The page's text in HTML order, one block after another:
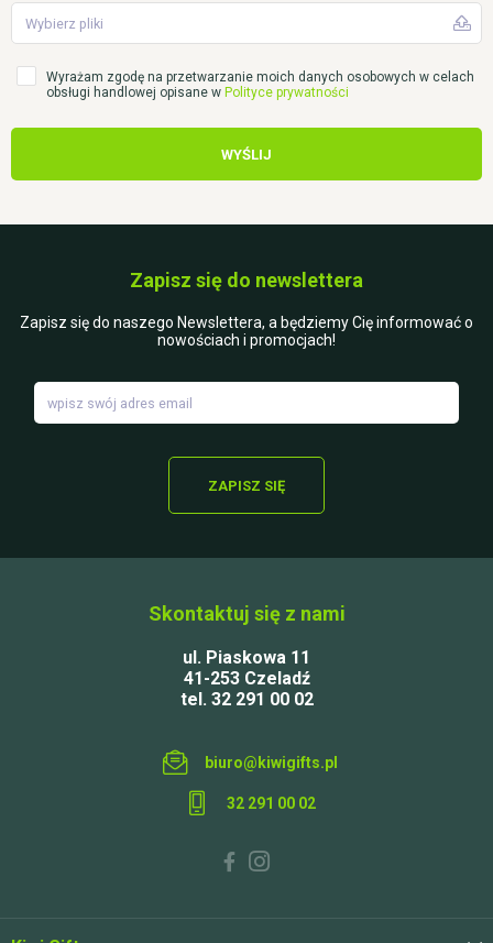
Wybierz pliki
Wyrażam zgodę na przetwarzanie moich danych osobowych w celach
obsługi handlowej opisane w Polityce prywatności
WYŚLIJ
Skontaktuj się z nami
ul. Piaskowa 11
41-253 Czeladź
tel. 32 291 00 02
biuro@kiwigifts.pl
32 291 00 02
Zapisz się do newslettera
Zapisz się do naszego Newslettera, a będziemy Cię informować o
nowościach i promocjach!
ZAPISZ SIĘ